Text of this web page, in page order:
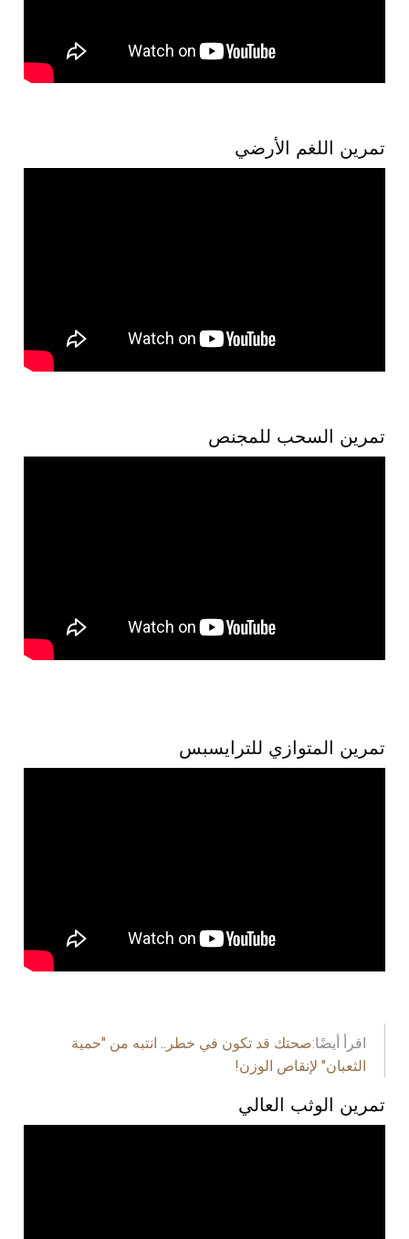
تمرين اللغم الأرضي
تمرين السحب للمجنص
تمرين المتوازي للترايسبس
اقرأ أيضًا:صحتك قد تكون في خطر.. انتبه من "حمية
الثعبان" لإنقاص الوزن!
تمرين الوثب العالي